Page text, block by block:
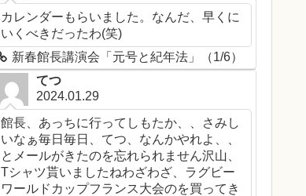
カレンダーもらいました。なんだ、早くに
いくべきだったわ(笑)
新春館長講演会「元号と紀年法」（1/6）
てつ
2024.01.29
館長、あっちに行ってしもたか、、さみし
いなぁ毎日毎日、てつ、なんかやれよ、、
とメールがきたのを忘れられません沢山、
Tシャツ貰いましたねわざわざ、ラグビー
ワールドカップフランス大会のを買ってき